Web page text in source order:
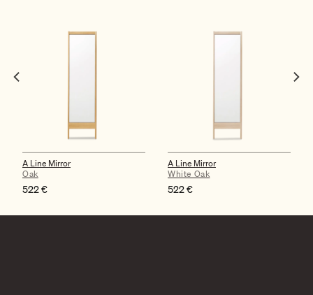
A Line Mirror
Oak
522€
A Line Mirror
White Oak
522€